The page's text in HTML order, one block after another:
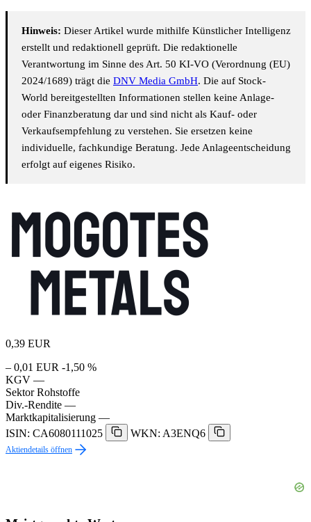
Hinweis: Dieser Artikel wurde mithilfe Künstlicher Intelligenz
erstellt und redaktionell geprüft. Die redaktionelle
Verantwortung im Sinne des Art. 50 KI-VO (Verordnung (EU)
2024/1689) trägt die DNV Media GmbH. Die auf Stock-
World bereitgestellten Informationen stellen keine Anlage-
oder Finanzberatung dar und sind nicht als Kauf- oder
Verkaufsempfehlung zu verstehen. Sie ersetzen keine
individuelle, fachkundige Beratung. Jede Anlageentscheidung
erfolgt auf eigenes Risiko.
0,39 EUR
– 0,01 EUR -1,50 %
KGV —
Sektor Rohstoffe
Div.-Rendite —
Marktkapitalisierung —
ISIN: CA6080111025
WKN: A3ENQ6
Aktiendetails öffnen